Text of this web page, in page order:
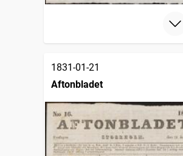
1831-01-21
Aftonbladet